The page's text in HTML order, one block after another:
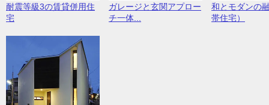
耐震等級3の賃貸併用住
宅
ガレージと玄関アプロー
チ一体...
和とモダンの
帯住宅）